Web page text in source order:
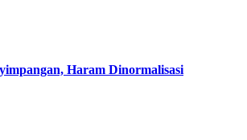
Haram Dinormalisasi